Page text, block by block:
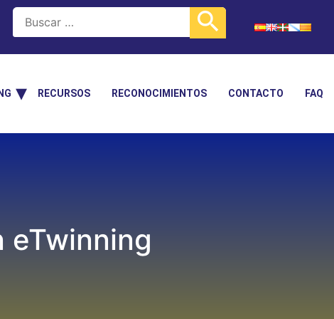
RECURSOS RECONOCIMIENTOS CONTACTO FAQ
eTwinning